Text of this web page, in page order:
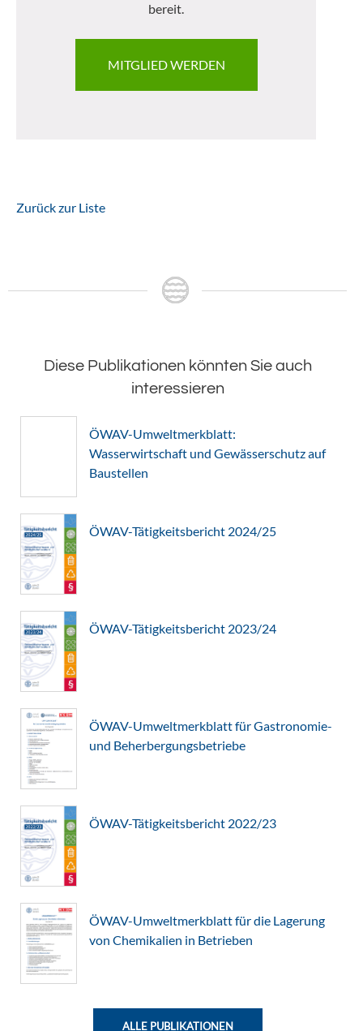
bereit.
MITGLIED WERDEN
Zurück zur Liste
Diese Publikationen könnten Sie auch
interessieren
ÖWAV-Umweltmerkblatt:
Wasserwirtschaft und Gewässerschutz auf
Baustellen
ÖWAV-Tätigkeitsbericht 2024/25
ÖWAV-Tätigkeitsbericht 2023/24
ÖWAV-Umweltmerkblatt für Gastronomie-
und Beherbergungsbetriebe
ÖWAV-Tätigkeitsbericht 2022/23
ÖWAV-Umweltmerkblatt für die Lagerung
von Chemikalien in Betrieben
ALLE PUBLIKATIONEN